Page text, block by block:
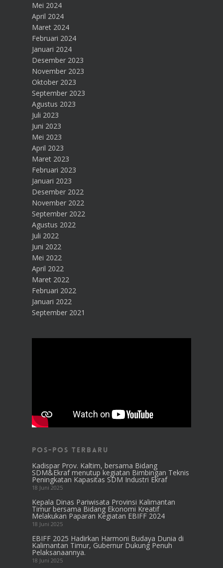
Mei 2024
April 2024
Maret 2024
Februari 2024
Januari 2024
Desember 2023
November 2023
Oktober 2023
September 2023
Agustus 2023
Juli 2023
Juni 2023
Mei 2023
April 2023
Maret 2023
Februari 2023
Januari 2023
Desember 2022
November 2022
September 2022
Agustus 2022
Juli 2022
Juni 2022
Mei 2022
April 2022
Maret 2022
Februari 2022
Januari 2022
September 2021
Pos-pos Terbaru
Kadispar Prov. Kaltim, bersama Bidang
SDM&Ekraf menutup kegiatan Bimbingan Teknis
Peningkatan Kapasitas SDM Industri Ekraf
18 Juni 2025
Kepala Dinas Pariwisata Provinsi Kalimantan
Timur bersama Bidang Ekonomi Kreatif
Melakukan Paparan Kegiatan EBIFF 2024
18 Juni 2025
EBIFF 2025 Hadirkan Harmoni Budaya Dunia di
Kalimantan Timur, Gubernur Dukung Penuh
Pelaksanaannya.
18 Juni 2025